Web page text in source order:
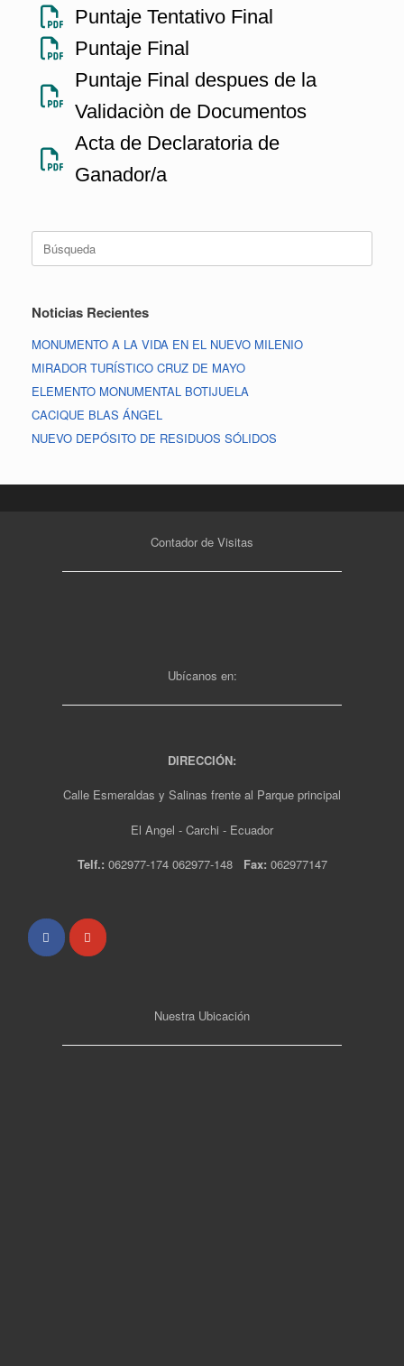
Puntaje Tentativo Final
Puntaje Final
Puntaje Final despues de la
Validaciòn de Documentos
Acta de Declaratoria de
Ganador/a
Noticias Recientes
MONUMENTO A LA VIDA EN EL NUEVO MILENIO
MIRADOR TURÍSTICO CRUZ DE MAYO
ELEMENTO MONUMENTAL BOTIJUELA
CACIQUE BLAS ÁNGEL
NUEVO DEPÓSITO DE RESIDUOS SÓLIDOS
Contador de Visitas
Ubícanos en:
DIRECCIÓN:
Calle Esmeraldas y Salinas frente al Parque principal
El Angel - Carchi - Ecuador
Telf.: 062977-174 062977-148 Fax: 062977147
Nuestra Ubicación